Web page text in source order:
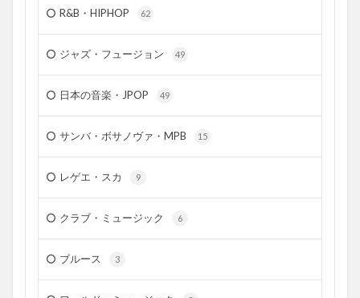
R&B・HIPHOP 62
ジャズ・フュージョン 49
日本の音楽・JPOP 49
サンバ・ボサノヴァ・MPB 15
レゲエ・スカ 9
クラブ・ミュージック 6
ブルース 3